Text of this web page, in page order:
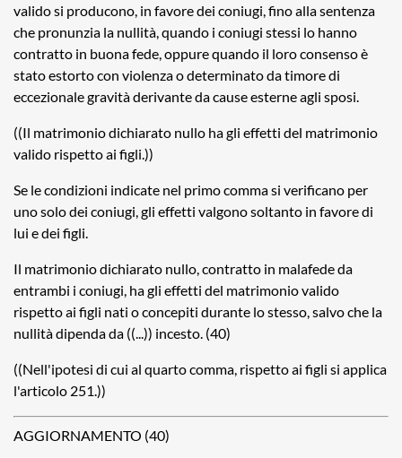
valido si producono, in favore dei coniugi, fino alla sentenza
che pronunzia la nullità, quando i coniugi stessi lo hanno
contratto in buona fede, oppure quando il loro consenso è
stato estorto con violenza o determinato da timore di
eccezionale gravità derivante da cause esterne agli sposi.
((Il matrimonio dichiarato nullo ha gli effetti del matrimonio
valido rispetto ai figli.))
Se le condizioni indicate nel primo comma si verificano per
uno solo dei coniugi, gli effetti valgono soltanto in favore di
lui e dei figli.
Il matrimonio dichiarato nullo, contratto in malafede da
entrambi i coniugi, ha gli effetti del matrimonio valido
rispetto ai figli nati o concepiti durante lo stesso, salvo che la
nullità dipenda da ((...)) incesto. (40)
((Nell'ipotesi di cui al quarto comma, rispetto ai figli si applica
l'articolo 251.))
AGGIORNAMENTO (40)